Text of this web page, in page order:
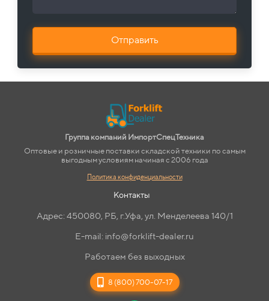
Отправить
Группа компаний ИмпортСпецТехника
Оптовые и розничные поставки складской техники по самым
выгодным условиям начиная с 2006 года
Политика конфиденциальности
Контакты
Адрес: 450080, РБ, г.Уфа, ул. Менделеева 140/1
E-mail: info@forklift-dealer.ru
Работаем без выходных
8 (800) 700-07-17